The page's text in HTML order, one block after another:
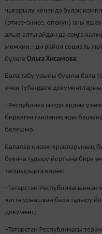
чыгарылу көнендә бүләк
(әтисе-әнисе, опекун) аны
алып алты айдан да соңга
мөмкин,- ди район социаль
бүлеге Ольга Хисамова.
Бала табу урыны буенча бала
өчен түбәндәге
–Республика матди ярдәм
бирелгән гаиләнең җан
белешмә.
Балалар кирәк-яракларының
буенча тудыру йортына бирү
тапшырырга кирәк:
–Татарстан Республикасыннан
читтә урнашкан бала тудыру
документ;
–Татарстан Республикасы